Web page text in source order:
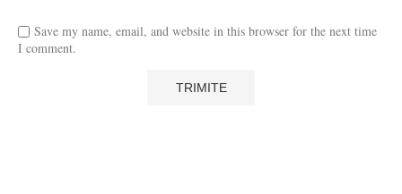
Save my name, email, and website in this browser for the next time
I comment.